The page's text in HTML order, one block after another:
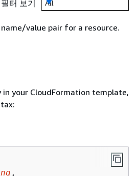
필터 보기
All
value pair for a resource.
your CloudFormation template,
,